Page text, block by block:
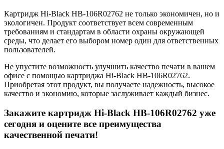
Картридж Hi-Black HB-106R02762 не только экономичен, но и
экологичен. Продукт соответствует всем современным
требованиям и стандартам в области охраны окружающей
среды, что делает его выбором номер один для ответственных
пользователей.
Не упустите возможность улучшить качество печати в вашем
офисе с помощью картриджа Hi-Black HB-106R02762.
Приобретая этот продукт, вы получаете надежность, высокое
качество и экономию, которые заслуживает каждый бизнес.
Закажите картридж Hi-Black HB-106R02762 уже
сегодня и оцените все преимущества
качественной печати!